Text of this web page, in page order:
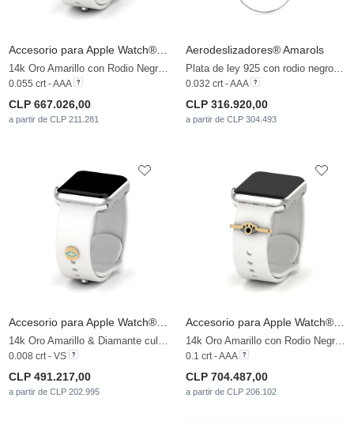
14k Oro Amarillo con Rodio Negro & Zafiro & Zafiro blanco
0.055 crt - AAA
CLP 667.026,00
a partir de CLP 211.281
Aerodeslizadores® Amarols
Plata de ley 925 con rodio negro & Zafiro negro & Diamante Negro
0.032 crt - AAA
CLP 316.920,00
a partir de CLP 304.493
14k Oro Amarillo & Diamante cultivado en laboratorio
0.008 crt - VS
CLP 491.217,00
a partir de CLP 202.995
14k Oro Amarillo con Rodio Negro & Diamante Negro
0.1 crt - AAA
CLP 704.487,00
a partir de CLP 206.102